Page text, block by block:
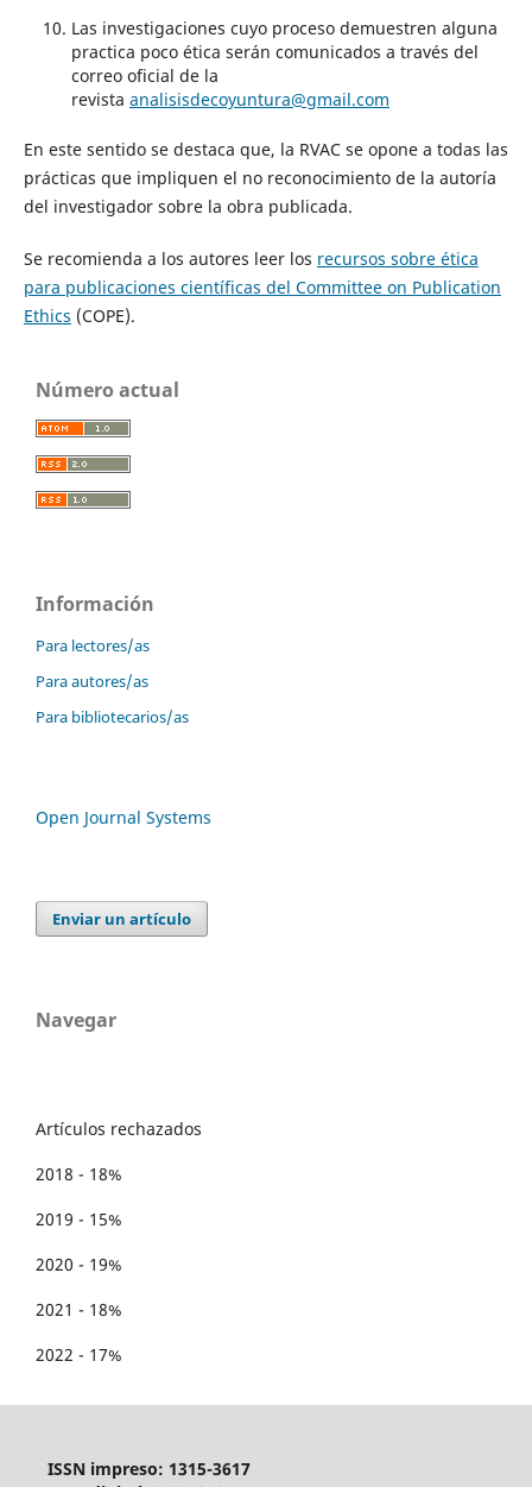
Las investigaciones cuyo proceso demuestren alguna
practica poco ética serán comunicados a través del
correo oficial de la
revista analisisdecoyuntura@gmail.com
En este sentido se destaca que, la RVAC se opone a todas las
prácticas que impliquen el no reconocimiento de la autoría
del investigador sobre la obra publicada.
Se recomienda a los autores leer los recursos sobre ética
para publicaciones científicas del Committee on Publication
Ethics (COPE).
Número actual
Información
Para lectores/as
Para autores/as
Para bibliotecarios/as
Open Journal Systems
Enviar un artículo
Navegar
Artículos rechazados
2018 - 18%
2019 - 15%
2020 - 19%
2021 - 18%
2022 - 17%
ISSN impreso: 1315-3617